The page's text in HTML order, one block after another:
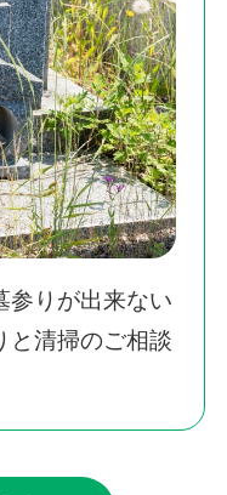
参りが出来ない
と清掃のご相談